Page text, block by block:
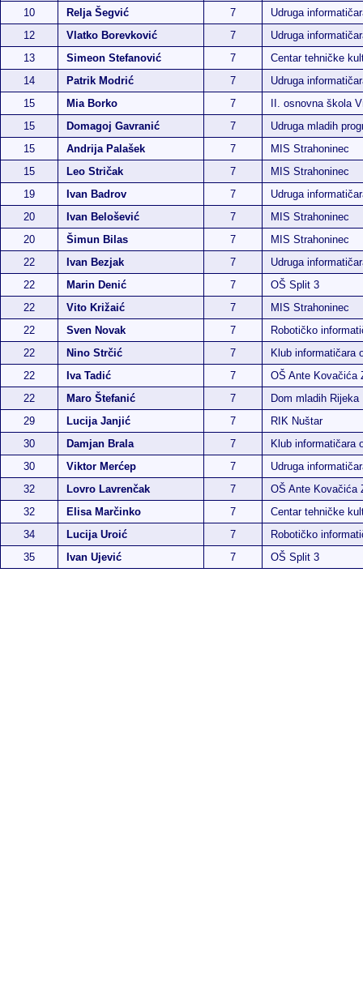
10
Relja Šegvić 7
Udruga
12
Vlatko Borevković 7
Udruga
13
Simeon Stefanović 7
Centar tehničke
14
Patrik Modrić 7
Udruga
15
Mia Borko 7
II. osnovna škola
15
Domagoj Gavranić 7
Udruga mladih
15
Andrija Palašek 7
MIS Strahoninec
15
Leo Stričak 7
MIS Strahoninec
19
Ivan Badrov 7
Udruga
20
Ivan Belošević 7
MIS Strahoninec
20
Šimun Bilas 7
MIS Strahoninec
22
Ivan Bezjak 7
Udruga
22
Marin Denić 7
OŠ Split 3
22
Vito Križaić 7
MIS Strahoninec
22
Sven Novak 7
Robotičko
22
Nino Strčić 7
Klub informatičara
22
Iva Tadić 7
OŠ Ante Kovačića
22
Maro Štefanić 7
Dom mladih Rijeka
29
Lucija Janjić 7
RIK Nuštar
30
Damjan Brala 7
Klub informatičara
30
Viktor Merćep 7
Udruga
32
Lovro Lavrenčak 7
OŠ Ante Kovačića
32
Elisa Marčinko 7
Centar tehničke
34
Lucija Uroić 7
Robotičko
35
Ivan Ujević 7 OŠ Split 3